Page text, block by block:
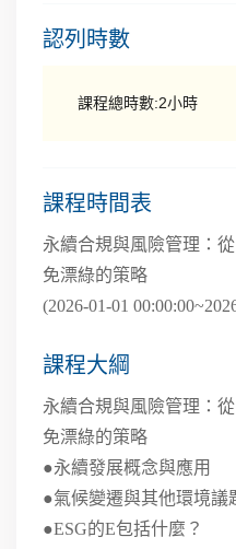
認列時數
課程總時數:2小時
課程時間表
永續合規與風險管理：
免漂綠的策略
(2026-01-01
課程大綱
永續合規與風險管理：
免漂綠的策略
●永續發展概念與應用
●氣候變遷與其他環境議
●ESG的E包括什麼？